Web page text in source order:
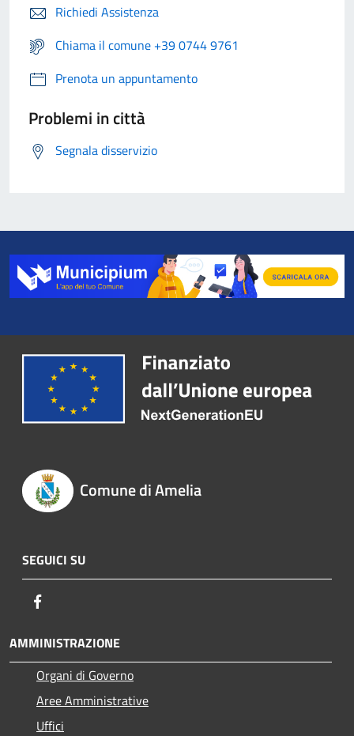
Richiedi Assistenza
Chiama il comune +39 0744 9761
Prenota un appuntamento
Problemi in città
Segnala disservizio
Comune di Amelia
SEGUICI SU
AMMINISTRAZIONE
Organi di Governo
Aree Amministrative
Uffici